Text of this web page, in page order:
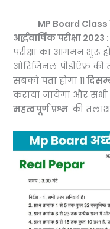
MP Board Class
अर्द्धवार्षिक परीक्षा 2023 :
परीक्षा का आगमन शुरू
ओरिजिनल पीडीऍफ़ की
सबको पता होगा 11
कराया जायेगा और सभी
महत्वपूर्ण प्रश्न की